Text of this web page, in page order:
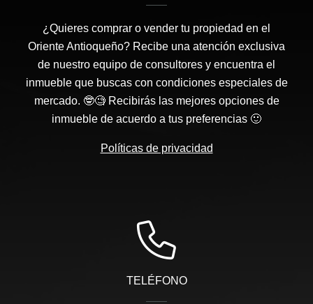
¿Quieres comprar o vender tu propiedad en el
Oriente Antioqueño? Recibe una atención exclusiva
de nuestro equipo de consultores y encuentra el
inmueble que buscas con condiciones especiales de
mercado. 🤓🧐 Recibirás las mejores opciones de
inmueble de acuerdo a tus preferencias 🙂
Políticas de privacidad
TELÉFONO